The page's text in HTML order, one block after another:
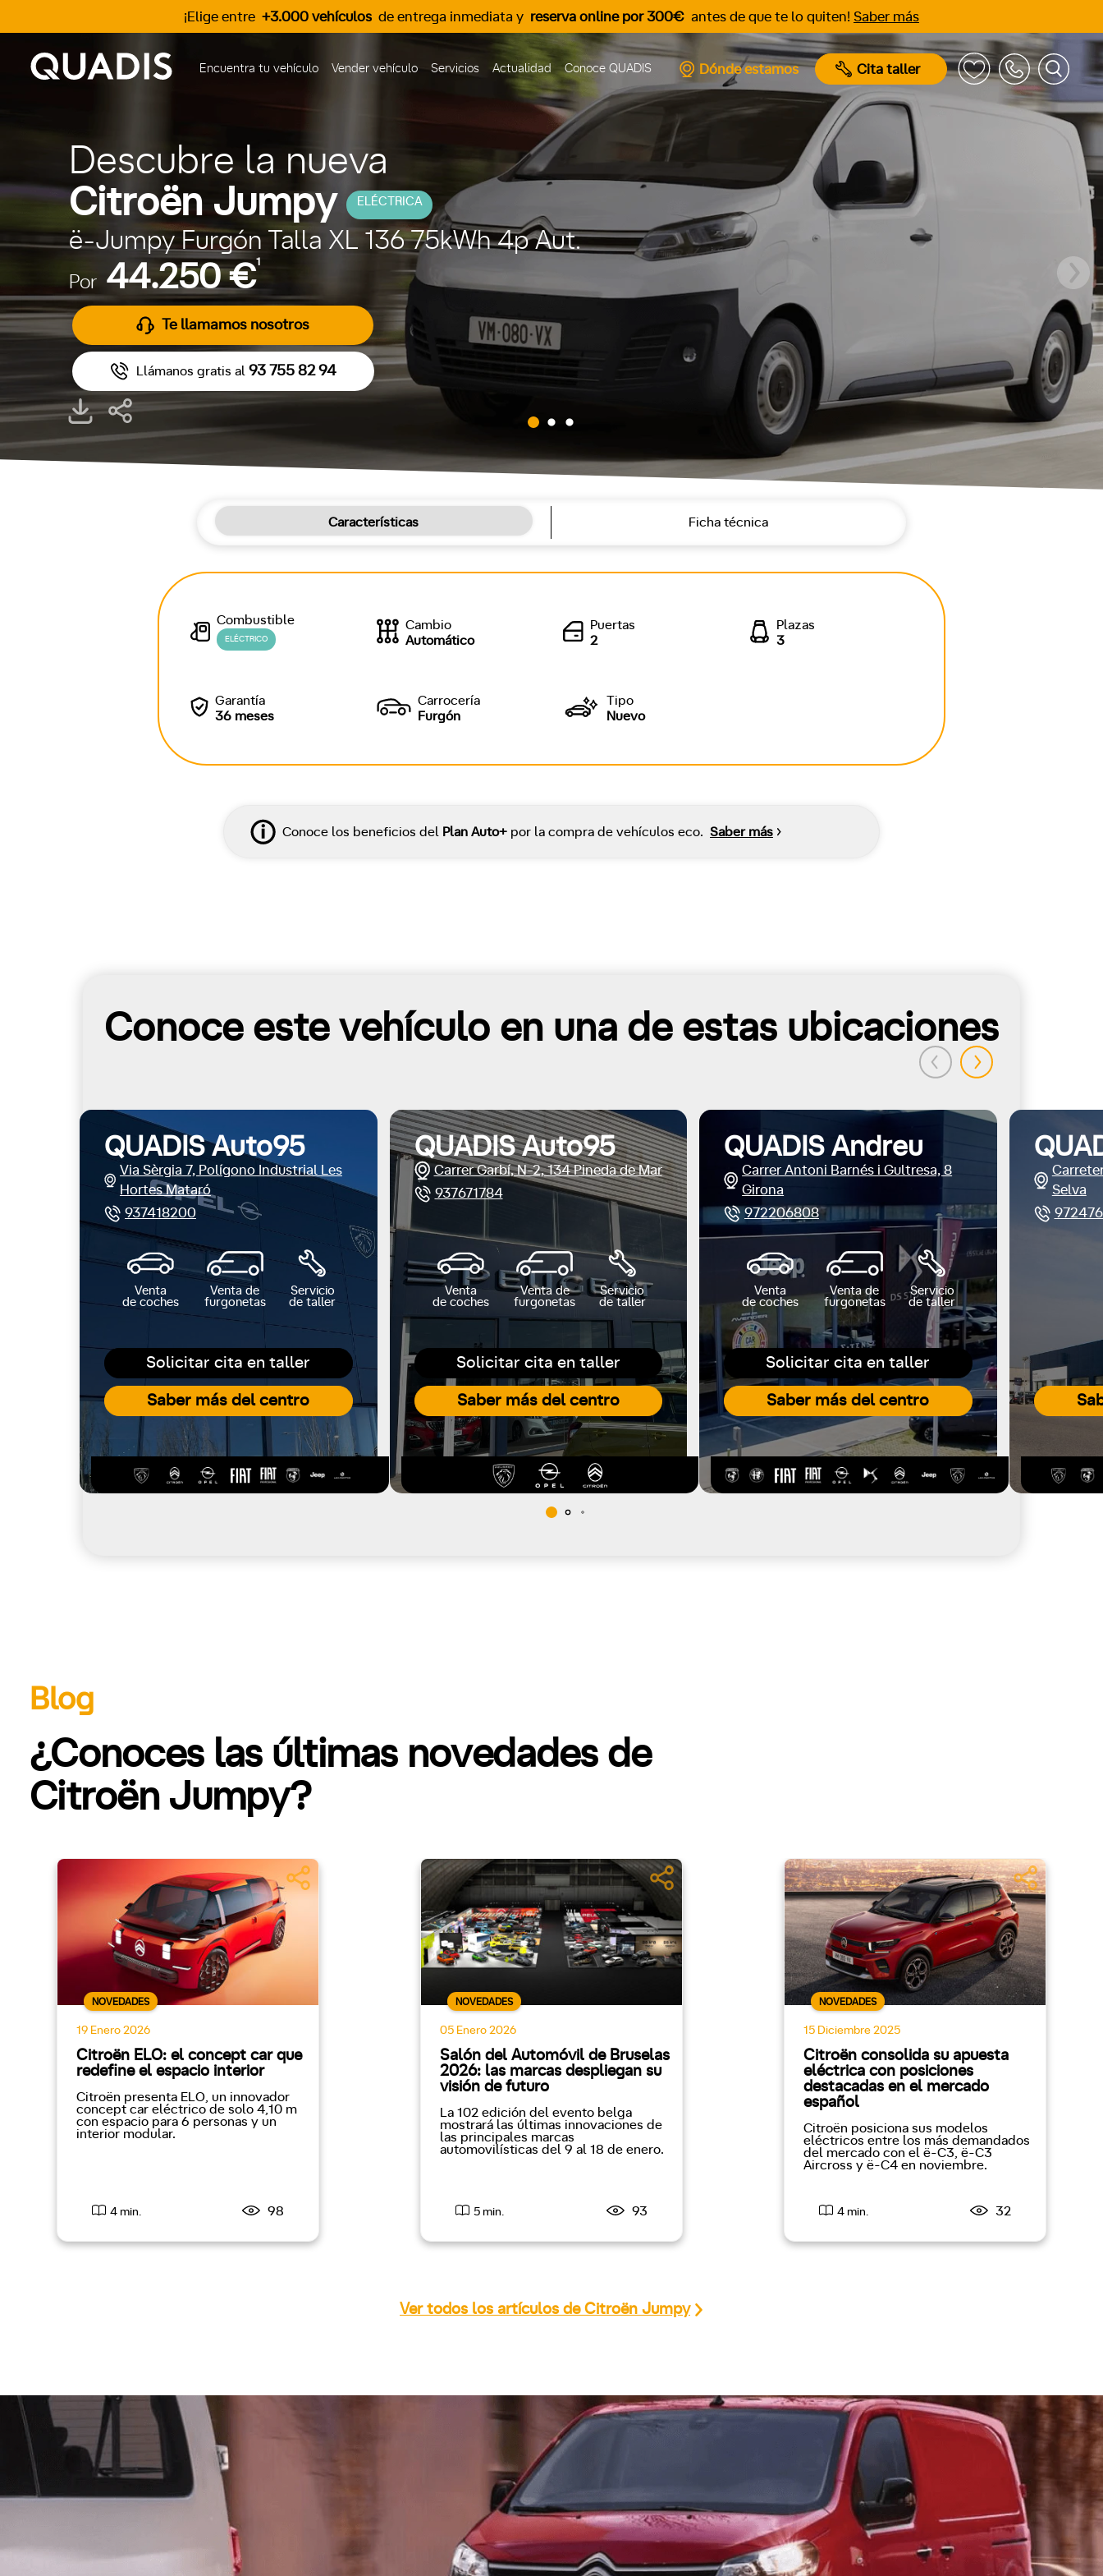
¡Elige entre +3.000 vehículos de entrega inmediata y reserva online por 300€ antes de que te lo quiten! Saber más
Encuentra tu vehículo Vender vehículo Servicios Actualidad Conoce QUADIS Dónde estamos Cita taller
Descubre la nueva
Citroën Jumpy
ELÉCTRICA
ë-Jumpy Furgón Talla XL 136 75kWh 4p Aut.
Por 44.250 €1
Te llamamos nosotros
Llámanos gratis al 93 755 82 94
Características Ficha técnica
Combustible
ELÉCTRICO
Cambio
Automático
Puertas
2
Plazas
3
Garantía
36 meses
Carrocería
Furgón
Tipo
Nuevo
Conoce los beneficios del Plan Auto+ por la compra de vehículos eco. Saber más
Conoce este vehículo en una de estas ubicaciones
Solicitar cita en taller
Saber más del centro
QUADIS Auto95
Via Sèrgia 7, Polígono Industrial Les
Hortes Mataró
937418200
Venta
de coches
Venta de
furgonetas
Servicio
de taller
Solicitar cita en taller
Saber más del centro
QUADIS Auto95
Carrer Garbí, N-2, 134 Pineda de Mar
937671784
Venta
de coches
Venta de
furgonetas
Servicio
de taller
Solicitar cita en taller
Saber más del centro
QUADIS Andreu
Carrer Antoni Barnés i Gultresa, 8
Girona
972206808
Venta
de coches
Venta de
furgonetas
Servicio
de taller
Selva
Blog
¿Conoces las últimas novedades de
Citroën Jumpy?
NOVEDADES
19 Enero 2026
Citroën ELO: el concept car que
redefine el espacio interior
Citroën presenta ELO, un innovador
concept car eléctrico de solo 4,10 m
con espacio para 6 personas y un
interior modular.
4 min. 98
NOVEDADES
05 Enero 2026
Salón del Automóvil de Bruselas
2026: las marcas despliegan su
visión de futuro
La 102 edición del evento belga
mostrará las últimas innovaciones de
las principales marcas
automovilísticas del 9 al 18 de enero.
5 min. 93
NOVEDADES
15 Diciembre 2025
Citroën consolida su apuesta
eléctrica con posiciones
destacadas en el mercado
español
Citroën posiciona sus modelos
eléctricos entre los más demandados
del mercado con el ë-C3, ë-C3
Aircross y ë-C4 en noviembre.
4 min. 32
Ver todos los artículos de Citroën Jumpy